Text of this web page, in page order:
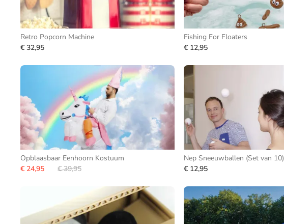
Retro Popcorn Machine
€ 32,95
Fishing For Floaters
€ 12,95
Opblaasbaar Eenhoorn Kostuum
€ 24,95
€ 39,95
Nep Sneeuwballen (Set van 10)
€ 12,95